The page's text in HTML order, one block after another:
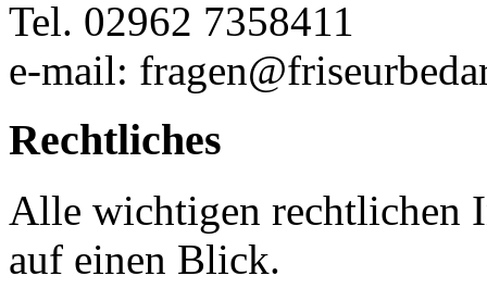
Tel. 02962 7358411
e-mail:
Rechtliches
Alle wichtigen rechtlichen
auf einen Blick.